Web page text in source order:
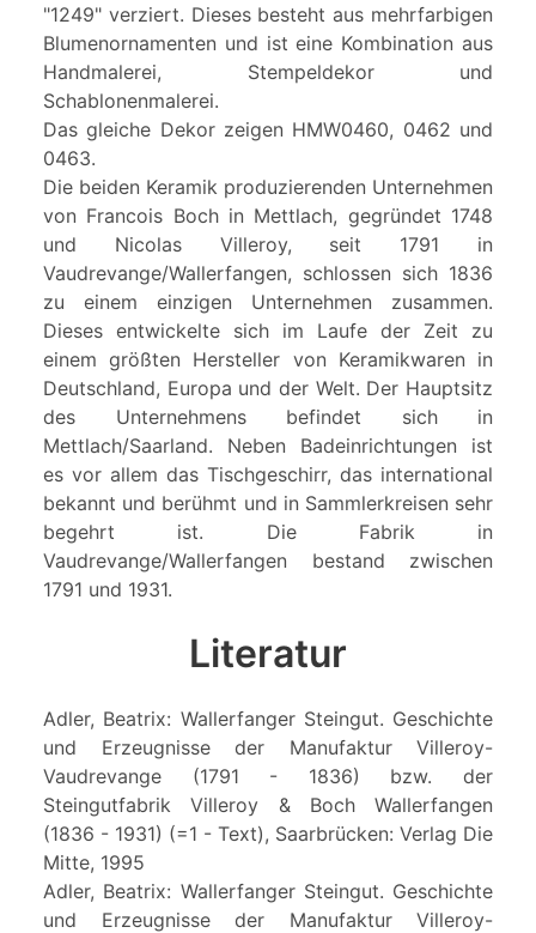
"1249" verziert. Dieses besteht aus mehrfarbigen
Blumenornamenten und ist eine Kombination aus
Handmalerei, Stempeldekor und
Schablonenmalerei.
Das gleiche Dekor zeigen HMW0460, 0462 und
0463.
Die beiden Keramik produzierenden Unternehmen
von Francois Boch in Mettlach, gegründet 1748
und Nicolas Villeroy, seit 1791 in
Vaudrevange/Wallerfangen, schlossen sich 1836
zu einem einzigen Unternehmen zusammen.
Dieses entwickelte sich im Laufe der Zeit zu
einem größten Hersteller von Keramikwaren in
Deutschland, Europa und der Welt. Der Hauptsitz
des Unternehmens befindet sich in
Mettlach/Saarland. Neben Badeinrichtungen ist
es vor allem das Tischgeschirr, das international
bekannt und berühmt und in Sammlerkreisen sehr
begehrt ist. Die Fabrik in
Vaudrevange/Wallerfangen bestand zwischen
1791 und 1931.
Literatur
Adler, Beatrix: Wallerfanger Steingut. Geschichte
und Erzeugnisse der Manufaktur Villeroy-
Vaudrevange (1791 - 1836) bzw. der
Steingutfabrik Villeroy & Boch Wallerfangen
(1836 - 1931) (=1 - Text), Saarbrücken: Verlag Die
Mitte, 1995
Adler, Beatrix: Wallerfanger Steingut. Geschichte
und Erzeugnisse der Manufaktur Villeroy-